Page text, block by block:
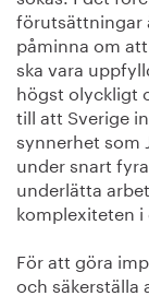
förutsättningar
påminna om
ska vara
högst olyckligt
till att Sverige
synnerhet som
under snart
underlätta
komplexiteten i
För att göra
och säkerställa